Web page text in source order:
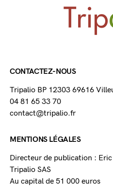
CONTACTEZ-NOUS
Tripalio BP 12303 69616
04 81 65 33 70
contact@tripalio.fr
MENTIONS LÉGALES
Directeur de publication : Eric
Tripalio SAS
Au capital de 51 000 euros